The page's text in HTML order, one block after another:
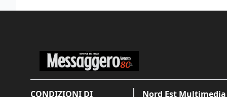
CONDIZIONI DI
Nord Est Multimedia